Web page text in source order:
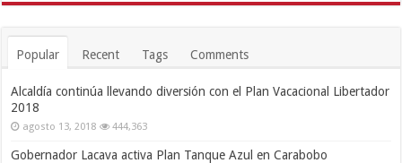
Popular Recent Tags Comments
Alcaldía continúa llevando diversión con el Plan Vacacional Libertador
2018
agosto 13, 2018 444,363
Gobernador Lacava activa Plan Tanque Azul en Carabobo